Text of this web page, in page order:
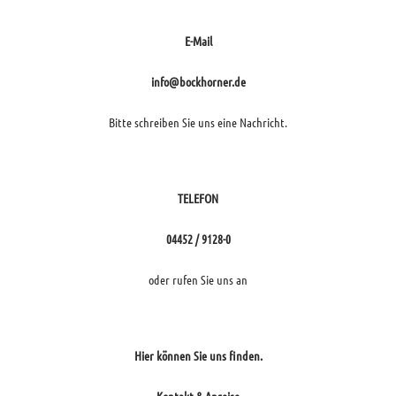
E-Mail
info@bockhorner.de
Bitte schreiben Sie uns eine Nachricht.
TELEFON
04452 / 9128-0
oder rufen Sie uns an
Hier können Sie uns finden.